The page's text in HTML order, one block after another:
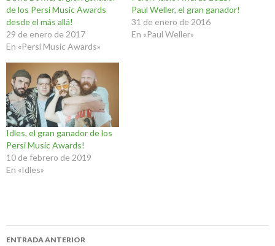
de los Persi Music Awards
desde el más allá!
29 de enero de 2017
En «Persi Music Awards»
Paul Weller, el gran ganador!
31 de enero de 2016
En «Paul Weller»
Idles, el gran ganador de los
Persi Music Awards!
10 de febrero de 2019
En «Idles»
Navegación
ENTRADA ANTERIOR